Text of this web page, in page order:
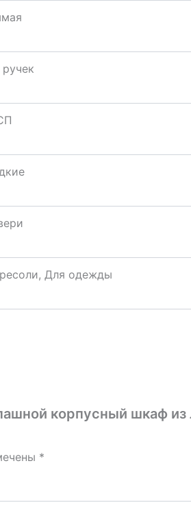
Для одежды
корпусный шкаф
*